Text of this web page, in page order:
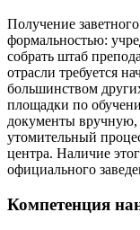
Получение
формальностью:
собрать штаб
отрасли требуется
большинством
площадки по
документы вручную,
утомительный
центра. Наличие
официального
Компетенция